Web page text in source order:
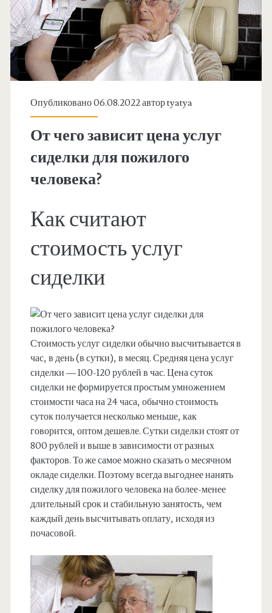
Опубликовано 06.08.2022 авторtyatya
От чего зависит цена услуг
сиделки для пожилого
человека?
Как считают
стоимость услуг
сиделки
Стоимость услуг сиделки обычно высчитывается в
час, в день (в сутки), в месяц. Средняя цена услуг
сиделки — 100-120 рублей в час. Цена суток
сиделки не формируется простым умножением
стоимости часа на 24 часа, обычно стоимость
суток получается несколько меньше, как
говорится, оптом дешевле. Сутки сиделки стоят от
800 рублей и выше в зависимости от разных
факторов. То же самое можно сказать о месячном
окладе сиделки. Поэтому всегда выгоднее нанять
сиделку для пожилого человека на более-менее
длительный срок и стабильную занятость, чем
каждый день высчитывать оплату, исходя из
почасовой.